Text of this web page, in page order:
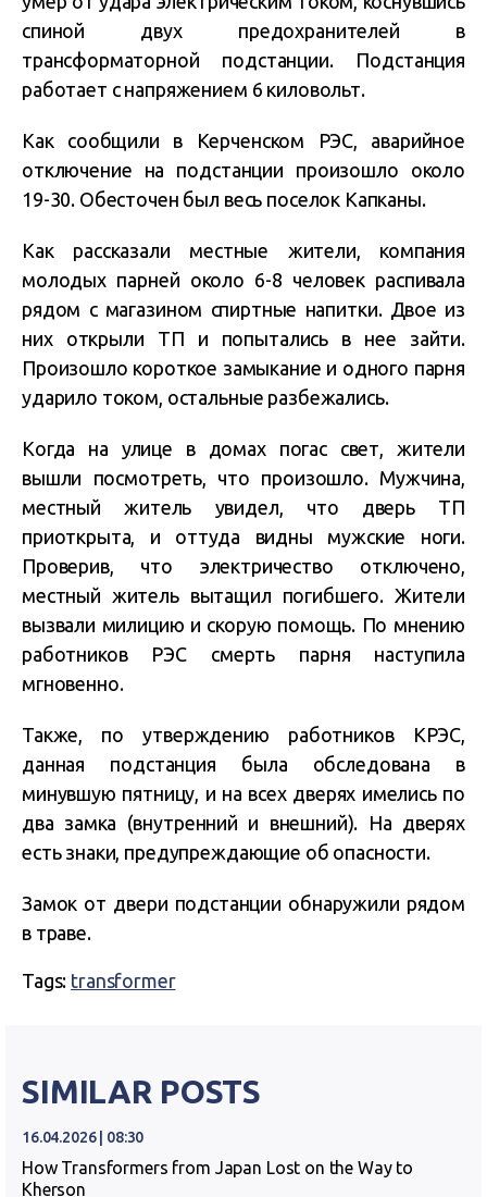
спиной двух предохранителей в
трансформаторной подстанции. Подстанция
работает с напряжением 6 киловольт.
Как сообщили в Керченском РЭС, аварийное
отключение на подстанции произошло около
19-30. Обесточен был весь поселок Капканы.
Как рассказали местные жители, компания
молодых парней около 6-8 человек распивала
рядом с магазином спиртные напитки. Двое из
них открыли ТП и попытались в нее зайти.
Произошло короткое замыкание и одного парня
ударило током, остальные разбежались.
Когда на улице в домах погас свет, жители
вышли посмотреть, что произошло. Мужчина,
местный житель увидел, что дверь ТП
приоткрыта, и оттуда видны мужские ноги.
Проверив, что электричество отключено,
местный житель вытащил погибшего. Жители
вызвали милицию и скорую помощь. По мнению
работников РЭС смерть парня наступила
мгновенно.
Также, по утверждению работников КРЭС,
данная подстанция была обследована в
минувшую пятницу, и на всех дверях имелись по
два замка (внутренний и внешний). На дверях
есть знаки, предупреждающие об опасности.
Замок от двери подстанции обнаружили рядом
в траве.
Tags: transformer
SIMILAR POSTS
16.04.2026 | 08:30
How Transformers from Japan Lost on the Way to
Kherson